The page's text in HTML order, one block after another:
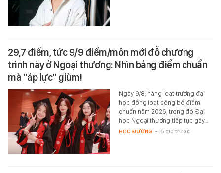
29,7 điểm, tức 9/9 điểm/môn mới đỗ chương
trình này ở Ngoại thương: Nhìn bảng điểm chuẩn
mà "áp lực" giùm!
Ngày 9/8, hàng loạt trường đại
học đồng loạt công bố điểm
chuẩn năm 2026, trong đó Đại
học Ngoại thương tiếp tục gây…
HỌC ĐƯỜNG - 6 giờ trước